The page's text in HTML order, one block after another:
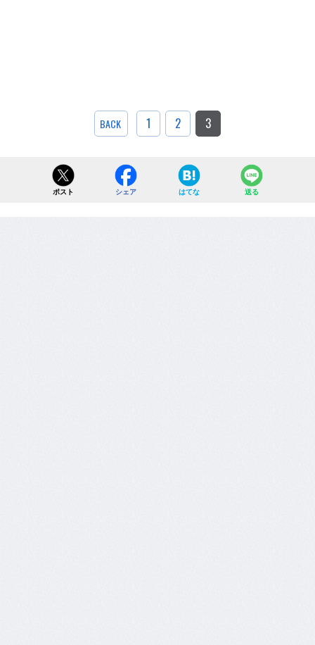
BACK 1 2 3
ポスト シェア はてな 送る